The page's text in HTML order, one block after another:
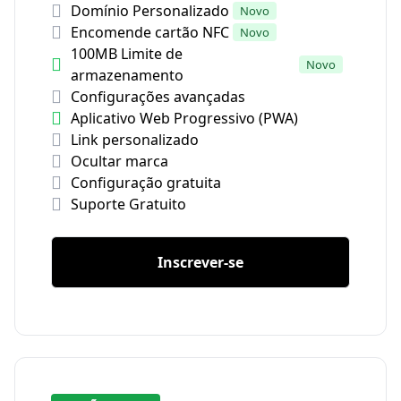
Domínio Personalizado
Novo
Encomende cartão NFC Novo
100MB Limite de
armazenamento
Novo
Configurações avançadas
Aplicativo Web Progressivo (PWA)
Link personalizado
Ocultar marca
Configuração gratuita
Suporte Gratuito
Inscrever-se